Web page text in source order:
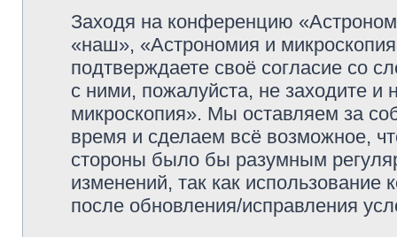
Заходя на конференцию
«наш», «Астрономия и
подтверждаете своё согласие со
с ними, пожалуйста, не заходите
микроскопия». Мы оставляем за
время и сделаем всё возможное,
стороны было бы разумным
изменений, так как
после обновления/исправления